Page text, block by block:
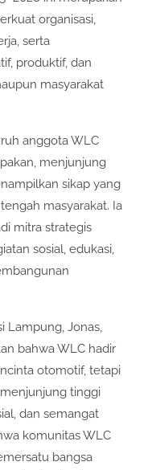
organisasi,
serta
produktif, dan
masyarakat
anggota WLC
menjunjung
sikap yang
masyarakat. Ia
mitra strategis
sosial, edukasi,
Lampung, Jonas,
bahwa WLC hadir
otomotif, tetapi
tinggi
dan semangat
komunitas WLC
bangsa